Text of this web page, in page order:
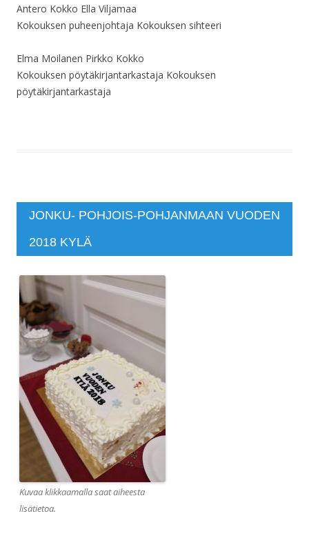
Antero Kokko Ella Viljamaa
Kokouksen puheenjohtaja Kokouksen sihteeri
Elma Moilanen Pirkko Kokko
Kokouksen pöytäkirjantarkastaja Kokouksen
pöytäkirjantarkastaja
JONKU- POHJOIS-POHJANMAAN VUODEN
2018 KYLÄ
Kuvaa klikkaamalla saat aiheesta
lisätietoa.